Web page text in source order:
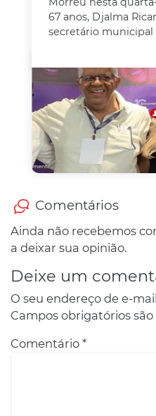
67 anos, Djalma
secretário municipal
Comentários
Ainda não recebemos
a deixar sua opinião.
Deixe um
O seu endereço de e-
Campos obrigatórios
Comentário *